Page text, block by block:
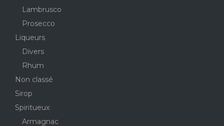
Lambrusco
Prosecco
Liqueurs
Divers
Rhum
Non classé
Sirop
Spiritueux
Armagnac